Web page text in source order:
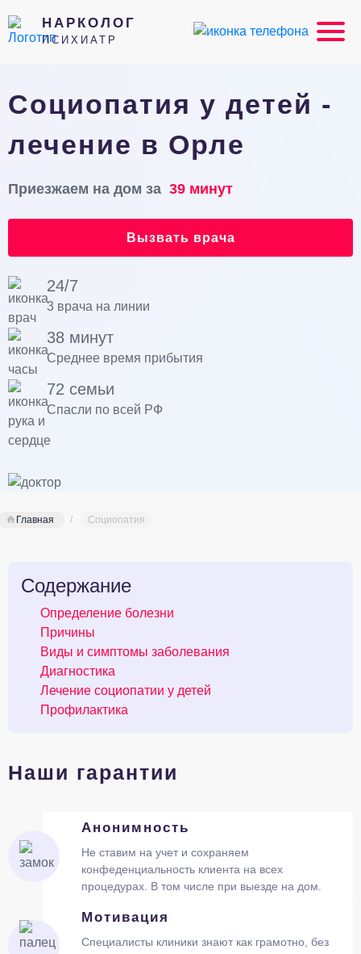
НАРКОЛОГ
ПСИХИАТР
Социопатия у детей -
лечение в Орле
Приезжаем на дом за 39 минут
Вызвать врача
24/7
3 врача на линии
38 минут
Среднее время прибытия
72 семьи
Спасли по всей РФ
Главная Социопатия
Содержание
Определение болезни
Причины
Виды и симптомы заболевания
Диагностика
Лечение социопатии у детей
Профилактика
Наши гарантии
Анонимность
Не ставим на учет и сохраняем
конфеденциальность клиента на всех
процедурах. В том числе при выезде на дом.
Мотивация
Специалисты клиники знают как грамотно, без